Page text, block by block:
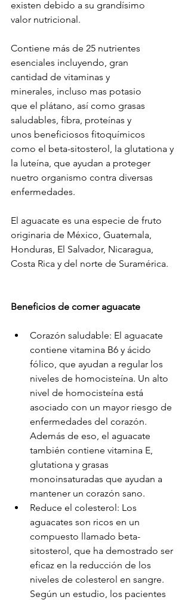
existen debido a su grandísimo
valor nutricional.
Contiene más de 25 nutrientes
esenciales incluyendo, gran
cantidad de vitaminas y
minerales, incluso mas potasio
que el plátano, así como grasas
saludables, fibra, proteínas y
unos beneficiosos fitoquímicos
como el beta-sitosterol, la glutationa y
la luteína, que ayudan a proteger
nuetro organismo contra diversas
enfermedades.
El aguacate es una especie de fruto
originaria de México, Guatemala,
Honduras, El Salvador, Nicaragua,
Costa Rica y del norte de Suramérica.
Beneficios de comer aguacate
Corazón saludable: El aguacate
contiene vitamina B6 y ácido
fólico, que ayudan a regular los
niveles de homocisteína. Un alto
nivel de homocisteína está
asociado con un mayor riesgo de
enfermedades del corazón.
Además de eso, el aguacate
también contiene vitamina E,
glutationa y grasas
monoinsaturadas que ayudan a
mantener un corazón sano.
Reduce el colesterol: Los
aguacates son ricos en un
compuesto llamado beta-
sitosterol, que ha demostrado ser
eficaz en la reducción de los
niveles de colesterol en sangre.
Según un estudio, los pacientes